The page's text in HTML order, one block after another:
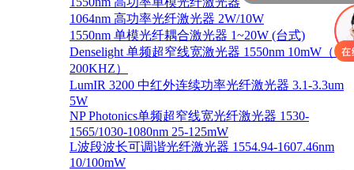
1064nm 高功率光纤激光器 2W/10W
1550nm 单模光纤耦合激光器 1~20W (台式)
Denselight 单频超窄线宽激光器 1550nm 10mW（＜
200KHZ）
LumIR 3200 中红外连续功率光纤激光器 3.1-3.3um
5W
NP Photonics单频超窄线宽光纤激光器 1530-
1565/1030-1080nm 25-125mW
L波段波长可调谐光纤激光器 1554.94-1607.46nm
10/100mW